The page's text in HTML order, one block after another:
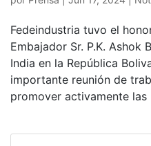
Fedeindustria tuvo el
Embajador Sr. P.K. Ashok
India en la República
importante reunión de
promover activamente las